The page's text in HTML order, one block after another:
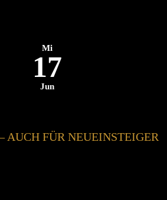
Mi
17
Jun
AUCH FÜR NEUEINSTEIGER